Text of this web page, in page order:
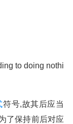
to doing nothi
符号,故其后应当
了保持前后对应